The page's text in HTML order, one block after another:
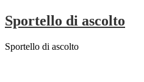
Sportello di ascolto
Sportello di ascolto